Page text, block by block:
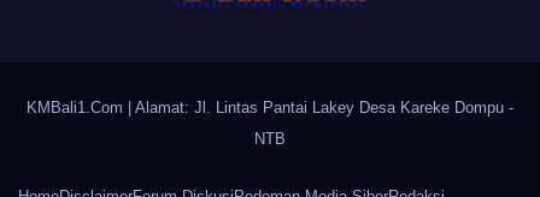
KMBali1.Com | Alamat: Jl. Lintas Pantai Lakey Desa Kareke Dompu -
NTB